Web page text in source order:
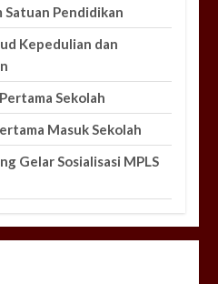
Satuan Pendidikan
Kepedulian dan
Sekolah
Masuk Sekolah
Gelar Sosialisasi MPLS